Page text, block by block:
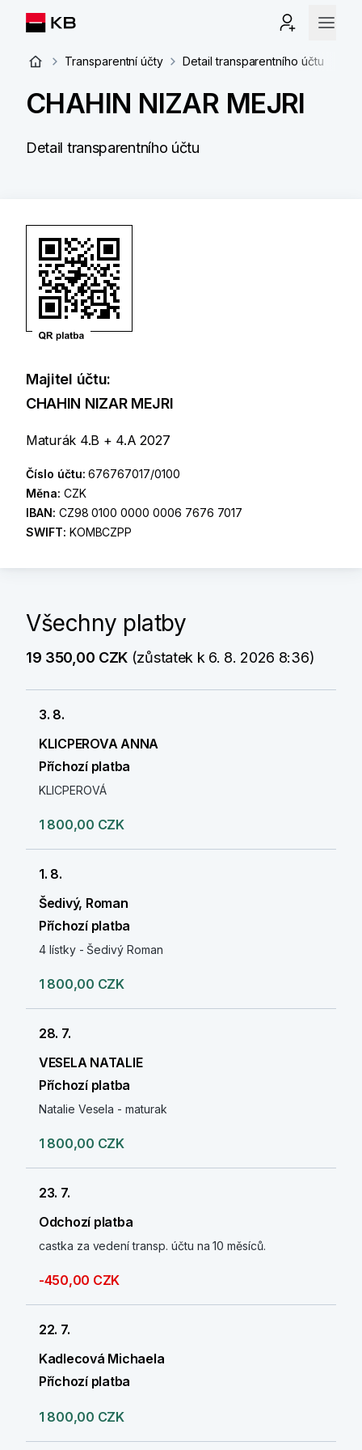
Transparentní účty Detail transparentního účtu
CHAHIN NIZAR MEJRI
Detail transparentního účtu
Majitel účtu:
CHAHIN NIZAR MEJRI
Maturák 4.B + 4.A 2027
Číslo účtu:676767017/0100
Měna: CZK
IBAN: CZ98 0100 0000 0006 7676 7017
SWIFT: KOMBCZPP
Všechny platby
19 350,00 CZK (zůstatek k 6. 8. 2026 8:36)
3. 8.
KLICPEROVA ANNA
Příchozí platba
KLICPEROVÁ
1 800,00 CZK
1. 8.
Šedivý, Roman
Příchozí platba
4 lístky - Šedivý Roman
1 800,00 CZK
28. 7.
VESELA NATALIE
Příchozí platba
Natalie Vesela - maturak
1 800,00 CZK
23. 7.
Odchozí platba
castka za vedení transp. účtu na 10 měsíců.
-450,00 CZK
22. 7.
Kadlecová Michaela
Příchozí platba
1 800,00 CZK